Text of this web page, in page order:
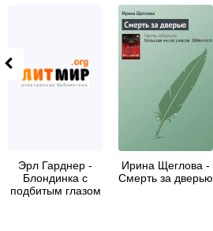
Эрл Гарднер -
Блондинка с
подбитым глазом
Ирина Щеглова -
Смерть за дверью